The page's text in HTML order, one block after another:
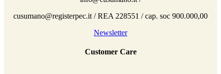
cusumano@registerpec.it / REA 228551 / cap. soc 900.000,00
Newsletter
Customer Care